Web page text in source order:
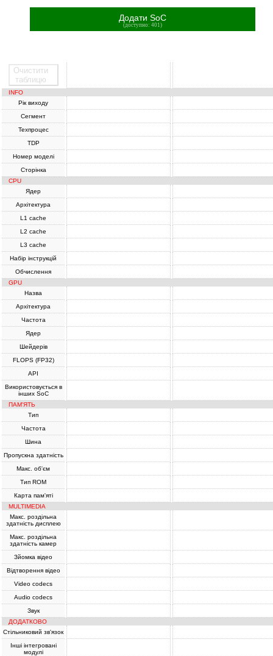
Додати SoC
(доступно: 401)
Очистити
таблицю
INFO
Рік виходу
Сегмент
Техпроцес
TDP
Номер моделі
Сторінка
CPU
Ядер
Архітектура
L1 cache
L2 cache
L3 cache
Набір інструкцій
Обчислення
GPU
Назва
Архітектура
Частота
Ядер
Шейдерів
FLOPS (FP32)
API
Використовується в
інших SoC
ПАМ'ЯТЬ
Тип
Частота
Шина
Пропускна здатність
Макс. об'єм
Тип ROM
Карта пам'яті
MULTIMEDIA
Макс. роздільна
здатність дисплею
Макс. роздільна
здатність камер
Зйомка відео
Відтворення відео
Video codecs
Audio codecs
Звук
ДОДАТКОВО
Стільниковий зв'язок
Інші інтегровані
модулі